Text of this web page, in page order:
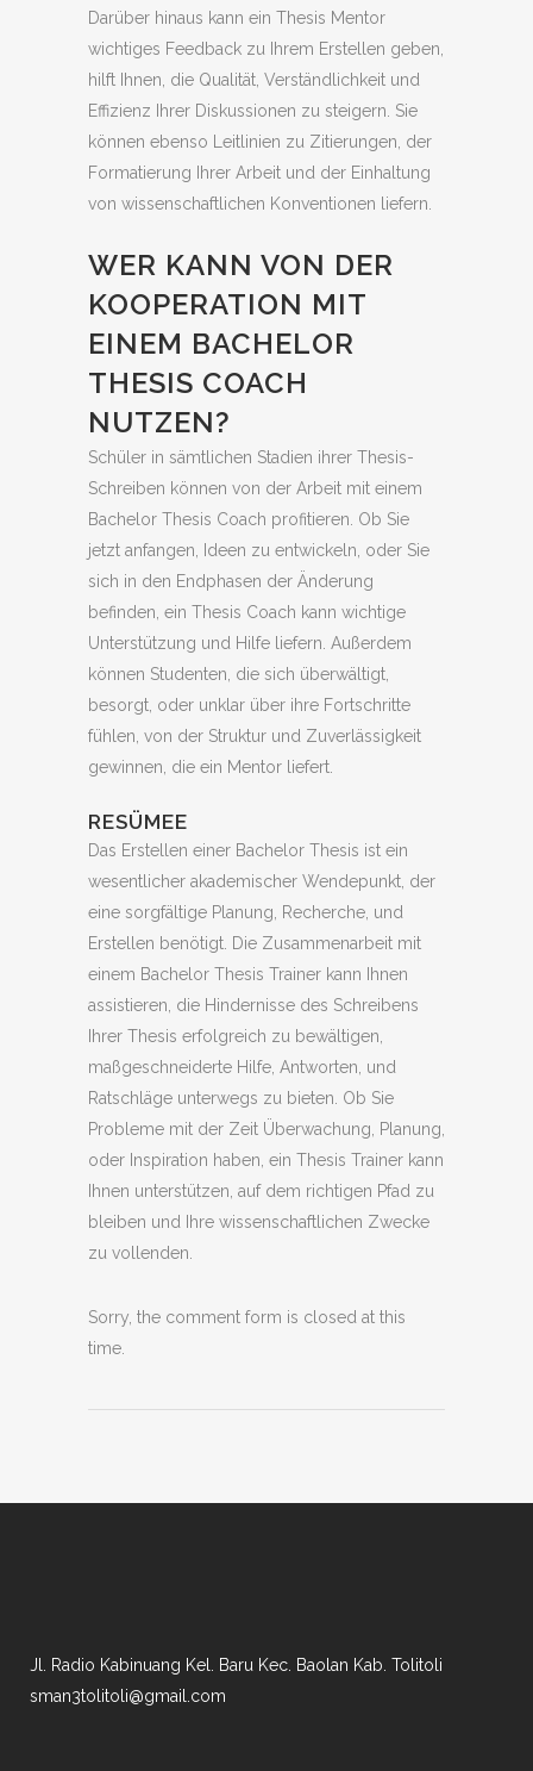
Darüber hinaus kann ein Thesis Mentor
wichtiges Feedback zu Ihrem Erstellen geben,
hilft Ihnen, die Qualität, Verständlichkeit und
Effizienz Ihrer Diskussionen zu steigern. Sie
können ebenso Leitlinien zu Zitierungen, der
Formatierung Ihrer Arbeit und der Einhaltung
von wissenschaftlichen Konventionen liefern.
WER KANN VON DER
KOOPERATION MIT
EINEM BACHELOR
THESIS COACH
NUTZEN?
Schüler in sämtlichen Stadien ihrer Thesis-
Schreiben können von der Arbeit mit einem
Bachelor Thesis Coach profitieren. Ob Sie
jetzt anfangen, Ideen zu entwickeln, oder Sie
sich in den Endphasen der Änderung
befinden, ein Thesis Coach kann wichtige
Unterstützung und Hilfe liefern. Außerdem
können Studenten, die sich überwältigt,
besorgt, oder unklar über ihre Fortschritte
fühlen, von der Struktur und Zuverlässigkeit
gewinnen, die ein Mentor liefert.
RESÜMEE
Das Erstellen einer Bachelor Thesis ist ein
wesentlicher akademischer Wendepunkt, der
eine sorgfältige Planung, Recherche, und
Erstellen benötigt. Die Zusammenarbeit mit
einem Bachelor Thesis Trainer kann Ihnen
assistieren, die Hindernisse des Schreibens
Ihrer Thesis erfolgreich zu bewältigen,
maßgeschneiderte Hilfe, Antworten, und
Ratschläge unterwegs zu bieten. Ob Sie
Probleme mit der Zeit Überwachung, Planung,
oder Inspiration haben, ein Thesis Trainer kann
Ihnen unterstützen, auf dem richtigen Pfad zu
bleiben und Ihre wissenschaftlichen Zwecke
zu vollenden.
Sorry, the comment form is closed at this
time.
Jl. Radio Kabinuang Kel. Baru Kec. Baolan Kab. Tolitoli
sman3tolitoli@gmail.com